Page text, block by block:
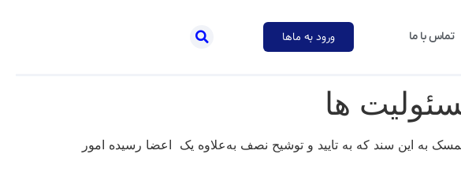
تماس با ما ورود به ماها
ها
به این سند که به تایید و توشیح نصف به‌علاوه یک اعضا رسیده امور